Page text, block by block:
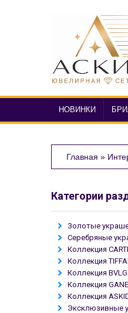
НОВИНКИ
Главная »
Категории
Золотые
Серебряные
Коллекция
Коллекция
Коллекция
Коллекция
Коллекция
Эксклюзивные